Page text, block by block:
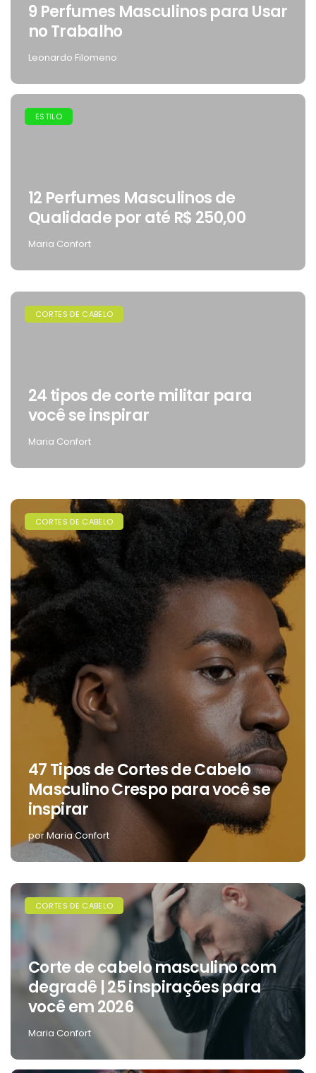
9 Perfumes Masculinos para Usar
no Trabalho
Leonardo Filomeno
ESTILO
12 Perfumes Masculinos de
Qualidade por até R$ 250,00
Maria Confort
CORTES DE CABELO
24 tipos de corte militar para
você se inspirar
Maria Confort
CORTES DE CABELO
47 Tipos de Cortes de Cabelo
Masculino Crespo para você se
inspirar
por Maria Confort
CORTES DE CABELO
Corte de cabelo masculino com
degradê | 25 inspirações para
você em 2026
Maria Confort